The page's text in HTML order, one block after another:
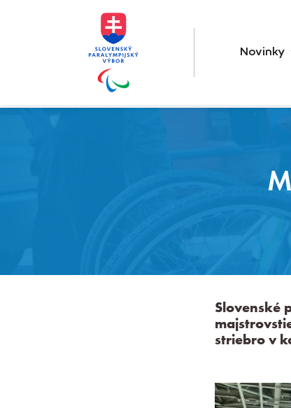
Novinky
Slovenské
striebro v